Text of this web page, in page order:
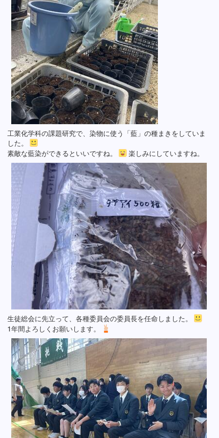
工業化学科の課題研究で、染物に使う「藍」の種まきをしていま
した。
素敵な藍染ができるといいですね。
楽しみにしていますね。
生徒総会に先立って、各種委員会の委員長を任命しました。
1年間よろしくお願いします。